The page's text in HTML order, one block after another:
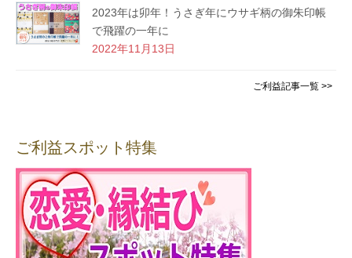
2023年は卯年！うさぎ年にウサギ柄の御朱印帳
で飛躍の一年に
2022年11月13日
ご利益記事一覧 >>
ご利益スポット特集